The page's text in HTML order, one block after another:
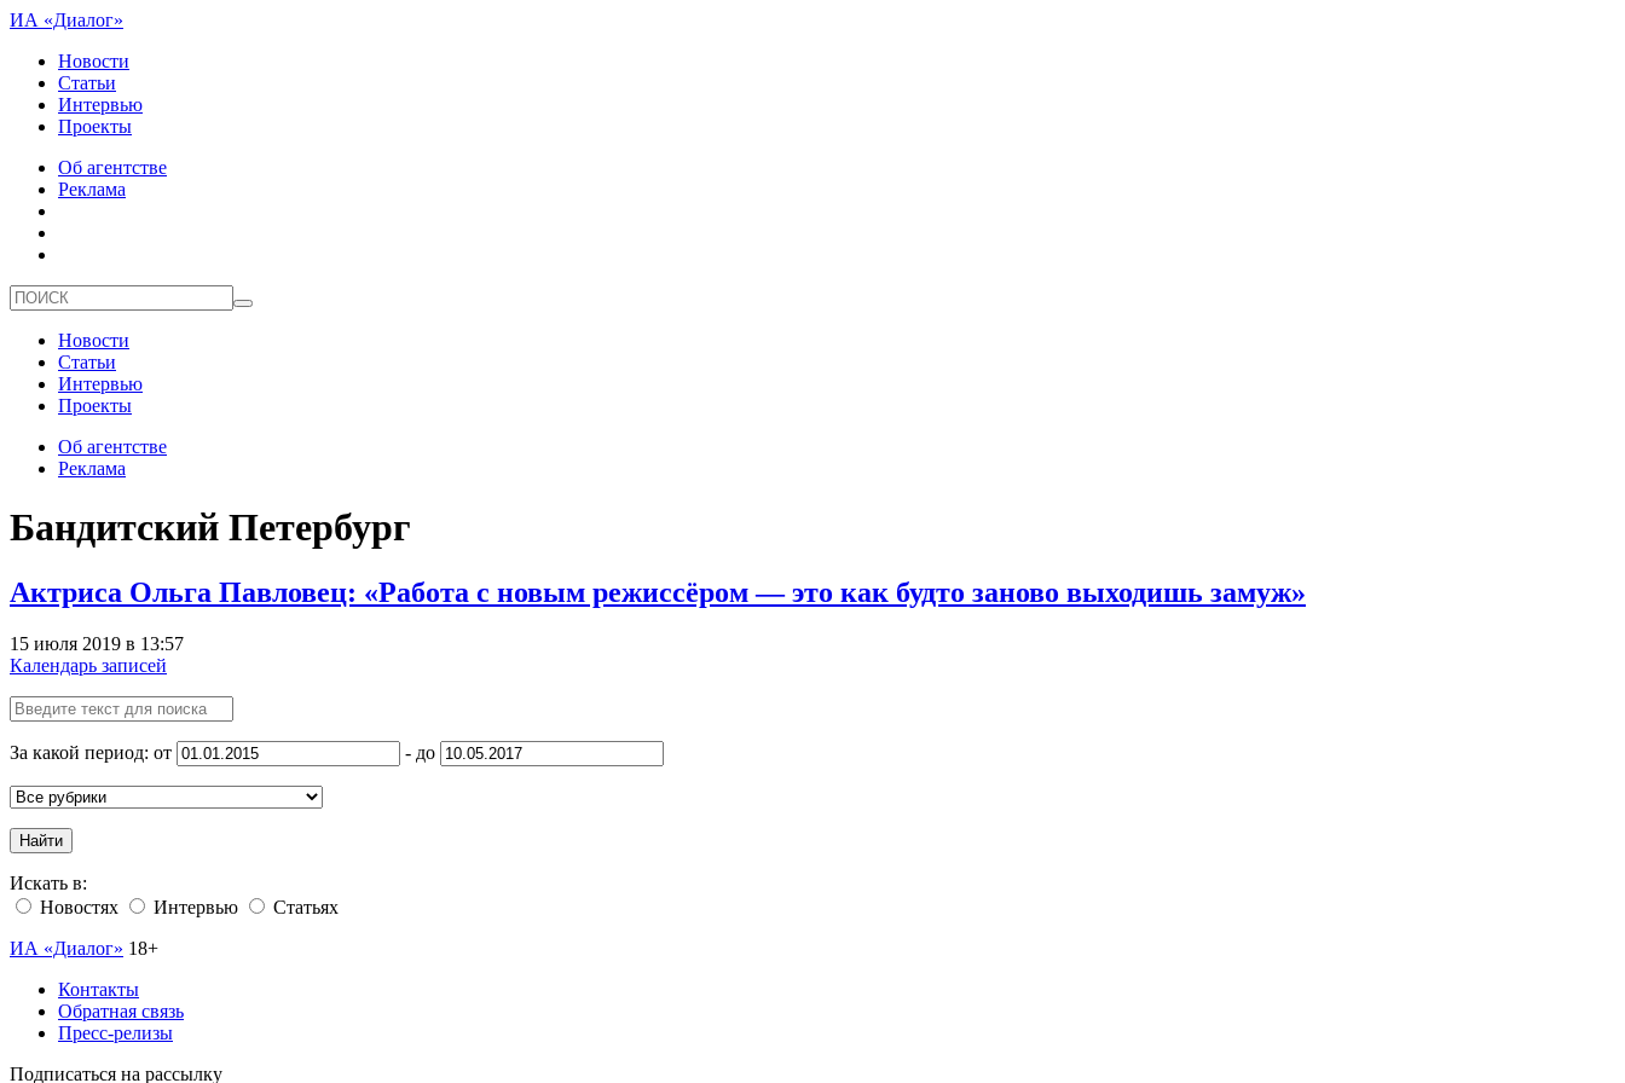
ИА «Диалог»
Новости
Статьи
Интервью
Проекты
Об агентстве
Реклама
Новости
Статьи
Интервью
Проекты
Об агентстве
Реклама
Бандитский Петербург
Актриса Ольга Павловец: «Работа с новым режиссёром — это как будто заново выходишь замуж»
15 июля 2019 в 13:57
Календарь записей
За какой период: от - до
Найти
Искать в:
Новостях
Интервью
Статьях
ИА «Диалог» 18+
Контакты
Обратная связь
Пресс-релизы
Подписаться на рассылку